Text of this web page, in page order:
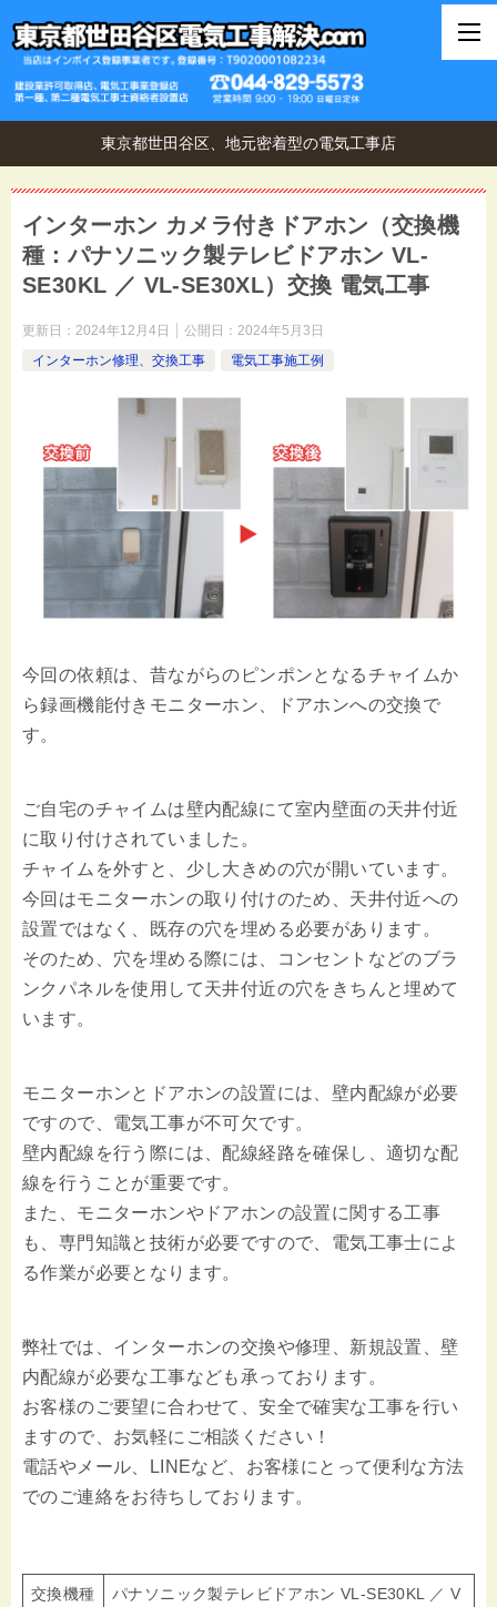
東京都世田谷区、地元密着型の電気工事店
インターホン カメラ付きドアホン（交換機
種：パナソニック製テレビドアホン VL-
SE30KL ／ VL-SE30XL）交換 電気工事
更新日： 2024年12月4日 公開日： 2024年5月3日
インターホン修理、交換工事
電気工事施工例
今回の依頼は、昔ながらのピンポンとなるチャイムか
ら録画機能付きモニターホン、ドアホンへの交換で
す。
ご自宅のチャイムは壁内配線にて室内壁面の天井付近
に取り付けされていました。
チャイムを外すと、少し大きめの穴が開いています。
今回はモニターホンの取り付けのため、天井付近への
設置ではなく、既存の穴を埋める必要があります。
そのため、穴を埋める際には、コンセントなどのブラ
ンクパネルを使用して天井付近の穴をきちんと埋めて
います。
モニターホンとドアホンの設置には、壁内配線が必要
ですので、電気工事が不可欠です。
壁内配線を行う際には、配線経路を確保し、適切な配
線を行うことが重要です。
また、モニターホンやドアホンの設置に関する工事
も、専門知識と技術が必要ですので、電気工事士によ
る作業が必要となります。
弊社では、インターホンの交換や修理、新規設置、壁
内配線が必要な工事なども承っております。
お客様のご要望に合わせて、安全で確実な工事を行い
ますので、お気軽にご相談ください！
電話やメール、LINEなど、お客様にとって便利な方法
でのご連絡をお待ちしております。
交換機種
パナソニック製テレビドアホン VL-SE30KL ／ V